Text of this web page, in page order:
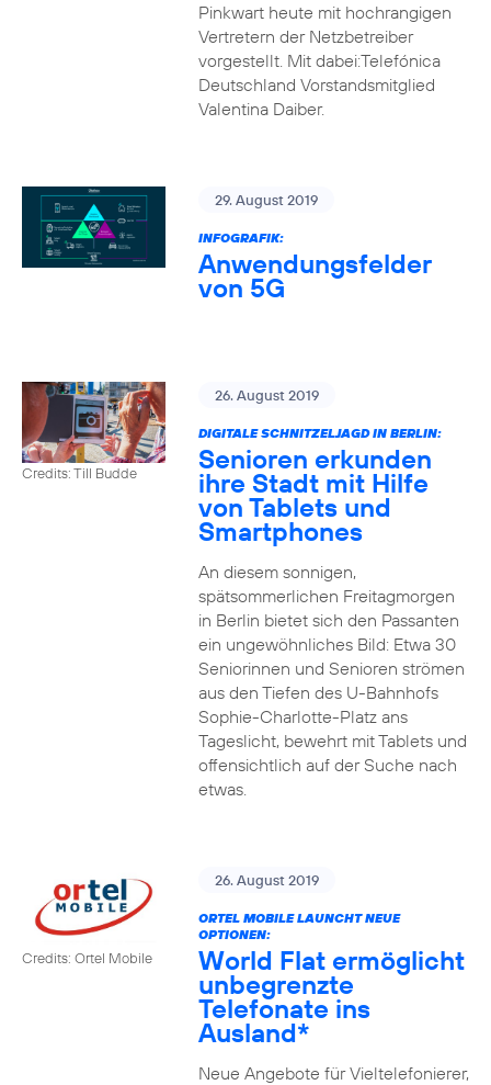
Pinkwart heute mit hochrangigen
Vertretern der Netzbetreiber
vorgestellt. Mit dabei:Telefónica
Deutschland Vorstandsmitglied
Valentina Daiber.
29. August 2019
INFOGRAFIK:
Anwendungsfelder
von 5G
Credits: Till Budde
26. August 2019
DIGITALE SCHNITZELJAGD IN BERLIN:
Senioren erkunden
ihre Stadt mit Hilfe
von Tablets und
Smartphones
An diesem sonnigen,
spätsommerlichen Freitagmorgen
in Berlin bietet sich den Passanten
ein ungewöhnliches Bild: Etwa 30
Seniorinnen und Senioren strömen
aus den Tiefen des U-Bahnhofs
Sophie-Charlotte-Platz ans
Tageslicht, bewehrt mit Tablets und
offensichtlich auf der Suche nach
etwas.
Credits: Ortel Mobile
26. August 2019
ORTEL MOBILE LAUNCHT NEUE
OPTIONEN:
World Flat ermöglicht
unbegrenzte
Telefonate ins
Ausland*
Neue Angebote für Vieltelefonierer,